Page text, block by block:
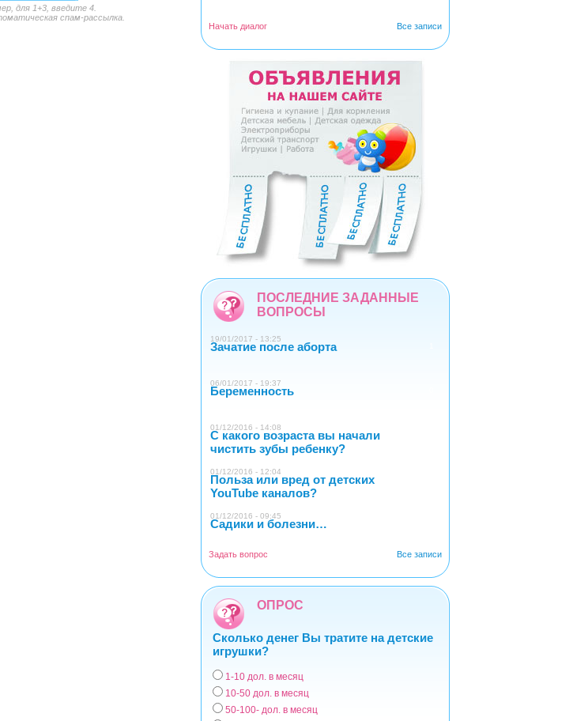
спам-рассылка.
для 1+3, введите 4.
Все записи
Начать диалог
0123456789
ПОСЛЕДНИЕ ЗАДАННЫЕ
ВОПРОСЫ
19/01/2017 - 13:25
Зачатие после аборта
06/01/2017 - 19:37
Беременность
01/12/2016 - 14:08
С какого возраста вы начали
чистить зубы ребенку?
01/12/2016 - 12:04
Польза или вред от детских
YouTube каналов?
01/12/2016 - 09:45
Садики и болезни…
Все записи
Задать вопрос
ОПРОС
Сколько денег Вы тратите на детские
игрушки?
Варианты
1-10 дол. в месяц
10-50 дол. в месяц
50-100- дол. в месяц